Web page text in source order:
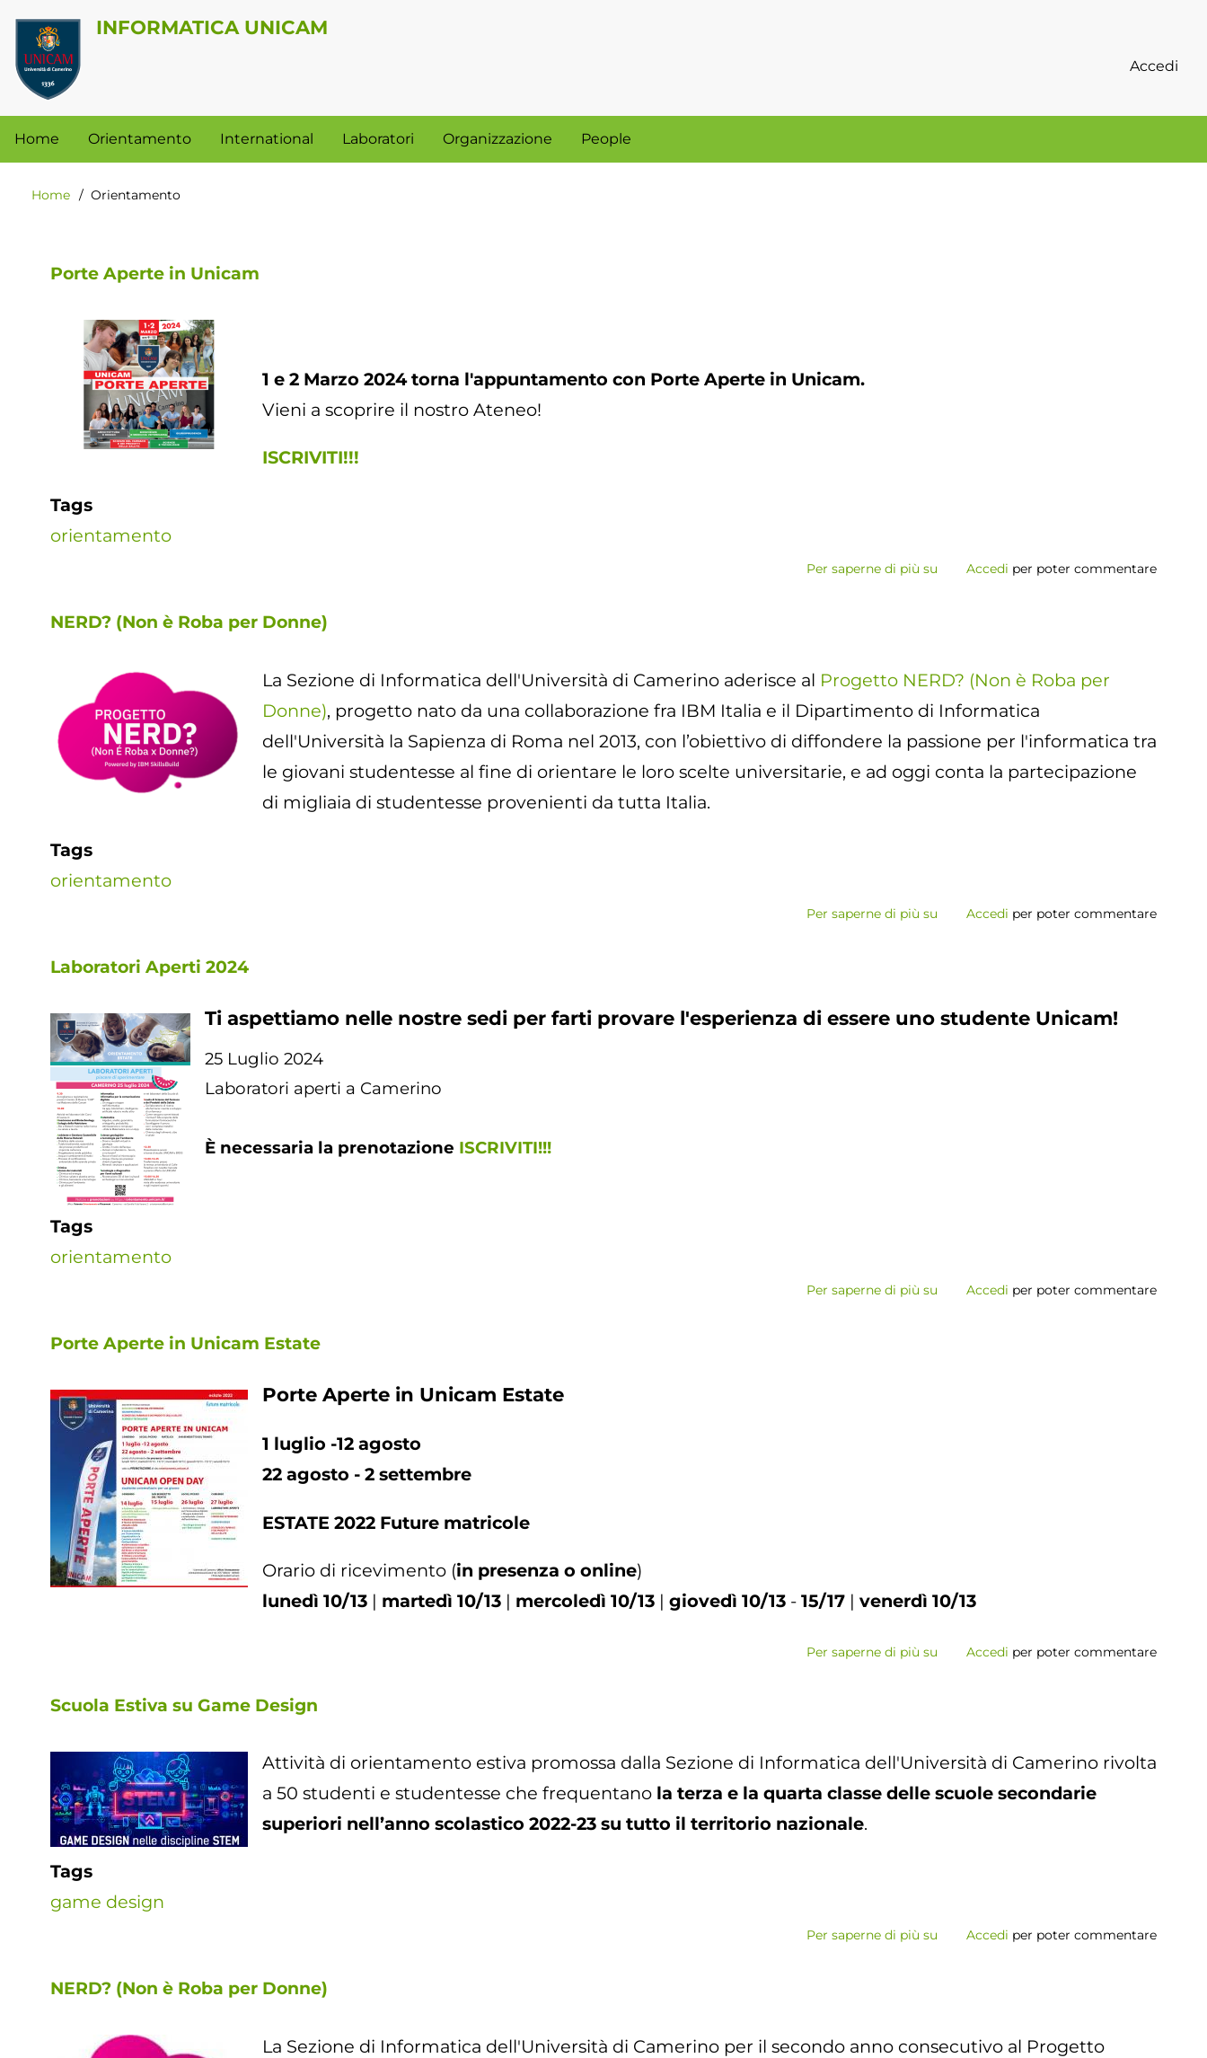
Salta
contenuto
principale
INFORMATICA UNICAM
Menu
profilo
utente
Accedi
Navigazione
Home Orientamento International Laboratori Organizzazione People
Briciole
pane
Home Orientamento
Porte Aperte in Unicam
1 e 2 Marzo 2024 torna l'appuntamento con Porte Aperte in Unicam.
Vieni a scoprire il nostro Ateneo!
ISCRIVITI!!!
Tags
orientamento
Per saperne di più su PorteAccedi per poter commentare
NERD? (Non è Roba per Donne)
La Sezione di Informatica dell'Università di Camerino aderisce al Progetto NERD? (Non è Roba per
Donne), progetto nato da una collaborazione fra IBM Italia e il Dipartimento di Informatica
dell'Università la Sapienza di Roma nel 2013, con l’obiettivo di diffondere la passione per l'informatica tra
le giovani studentesse al fine di orientare le loro scelte universitarie, e ad oggi conta la partecipazione
di migliaia di studentesse provenienti da tutta Italia.
Tags
orientamento
Per saperne di più su NERD?
Donne)
Accedi per poter commentare
Laboratori Aperti 2024
Ti aspettiamo nelle nostre sedi per farti provare l'esperienza di essere uno studente Unicam!
25 Luglio 2024
Laboratori aperti a Camerino
È necessaria la prenotazione ISCRIVITI!!!
Tags
orientamento
Per saperne di più su Laboratori
Accedi per poter commentare
Porte Aperte in Unicam Estate
Porte Aperte in Unicam Estate
1 luglio -12 agosto
22 agosto - 2 settembre
ESTATE 2022 Future matricole
Orario di ricevimento (in presenza o online)
lunedì 10/13 | martedì 10/13 | mercoledì 10/13 | giovedì 10/13 - 15/17 | venerdì 10/13
Per saperne di più su PorteAccedi per poter commentare
Scuola Estiva su Game Design
Attività di orientamento estiva promossa dalla Sezione di Informatica dell'Università di Camerino rivolta
a 50 studenti e studentesse che frequentano la terza e la quarta classe delle scuole secondarie
superiori nell’anno scolastico 2022-23 su tutto il territorio nazionale.
Tags
game design
Per saperne di più su ScuolaAccedi per poter commentare
NERD? (Non è Roba per Donne)
La Sezione di Informatica dell'Università di Camerino per il secondo anno consecutivo al Progetto